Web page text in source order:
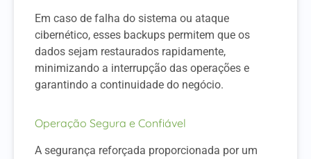
Em caso de falha do sistema ou ataque
cibernético, esses backups permitem que os
dados sejam restaurados rapidamente,
minimizando a interrupção das operações e
garantindo a continuidade do negócio.
Operação Segura e Confiável
A segurança reforçada proporcionada por um